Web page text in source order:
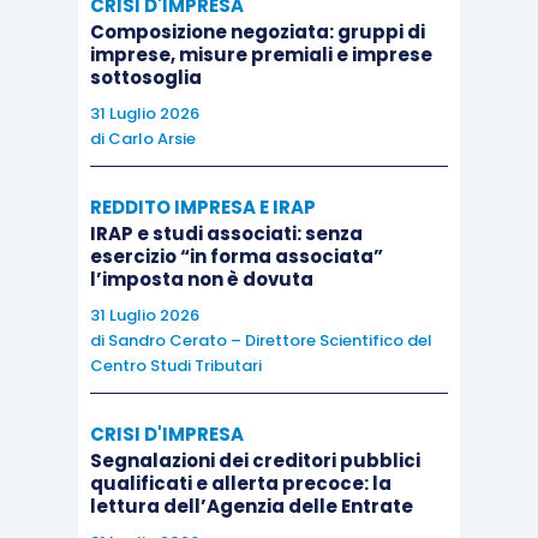
Infine, le decisioni in occasioni delle scadenze
fiscali diventeranno più difficili: un Congresso
diviso aumenta il rischio di un
concomitanza delle scadenze fiscali ed in
particolar modo quella di ottobre 2019, quando
scadrà laspending law. La rinegoziazione del tetto
fiscale che inizierà in primavera si annuncia,
pertanto, accesa, mentre il rischio di
shutdown(i.e. blocco delle attività
amministrativa) in autunno è aumentata.
In sintesi, l’esito elettorale non modifica
l’evoluzione nel breve periodo dell’economia
statunitense maci porta ad aspettarci che la
politica fiscale muti gradualmente da
CRISI D'IMPRESA
Composizione negoziata: gruppi di
imprese, misure premiali e imprese
sottosoglia
31 Luglio 2026
di Carlo Arsie
REDDITO IMPRESA E IRAP
IRAP e studi associati: senza
esercizio “in forma associata”
l’imposta non è dovuta
31 Luglio 2026
di Sandro Cerato – Direttore Scientifico del
Centro Studi Tributari
CRISI D'IMPRESA
Segnalazioni dei creditori pubblici
qualificati e allerta precoce: la
lettura dell’Agenzia delle Entrate